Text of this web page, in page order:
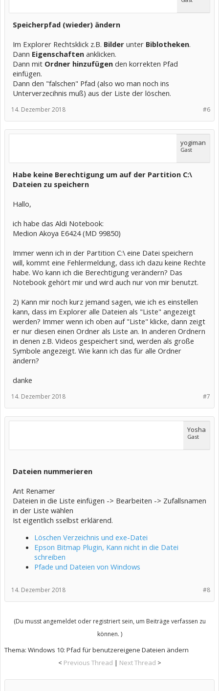
Speicherpfad (wieder) ändern
Im Explorer Rechtsklick z.B. Bilder unter Biblotheken.
Dann Eigenschaften anklicken.
Dann mit Ordner hinzufügen den korrekten Pfad
einfügen.
Dann den "falschen" Pfad (also wo man noch ins
Unterverzecihnis muß) aus der Liste der löschen.
#6
14. Dezember 2018
yogiman
Gast
Habe keine Berechtigung um auf der Partition C:\
Dateien zu speichern
Hallo,
ich habe das Aldi Notebook:
Medion Akoya E6424 (MD 99850)
Immer wenn ich in der Partition C:\ eine Datei speichern
will, kommt eine Fehlermeldung, dass ich dazu keine Rechte
habe. Wo kann ich die Berechtigung verändern? Das
Notebook gehört mir und wird auch nur von mir benutzt.
2) Kann mir noch kurz jemand sagen, wie ich es einstellen
kann, dass im Explorer alle Dateien als "Liste" angezeigt
werden? Immer wenn ich oben auf "Liste" klicke, dann zeigt
er nur diesen einen Ordner als Liste an. In anderen Ordnern
in denen z.B. Videos gespeichert sind, werden als große
Symbole angezeigt. Wie kann ich das für alle Ordner
ändern?
danke
#7
14. Dezember 2018
Yosha
Gast
Dateien nummerieren
Ant Renamer
Dateien in die Liste einfügen -> Bearbeiten -> Zufallsnamen
in der Liste wählen
Ist eigentlich sselbst erklärend.
Löschen Verzeichnis und exe-Datei
Epson Bitmap Plugin, Kann nicht in die Datei
schreiben
Pfade und Dateien von Windows
#8
14. Dezember 2018
(Du musst angemeldet oder registriert sein, um Beiträge verfassen zu
können. )
Thema: Windows 10: Pfad für benutzereigene Dateien ändern
< Previous Thread | Next Thread >